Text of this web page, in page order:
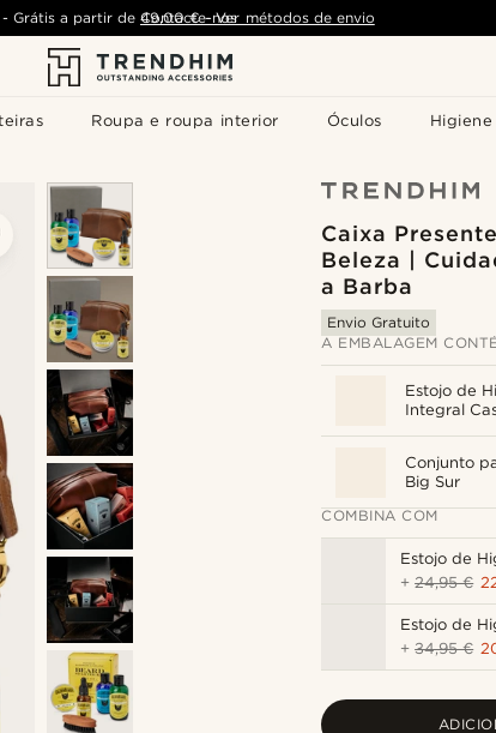
Roupa e roupa interior Óculos Higiene
- Grátis a partir de 49,00 € - Ver métodos de envio
Contacte-nos
Caixa
Beleza |
a Barba
Envio Gratuito
A EMBALAGEM
Estojo de
Integral
Conjunto
Big Sur
COMBINA COM
Estojo de
+24,95 €
Estojo de
+34,95 €